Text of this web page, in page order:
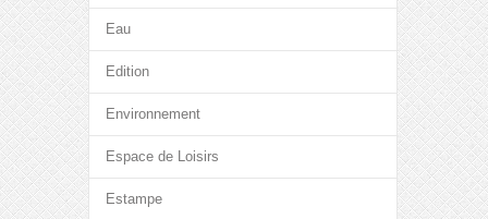
Eau
Edition
Environnement
Espace de Loisirs
Estampe